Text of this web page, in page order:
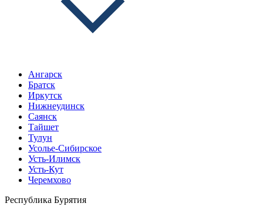
Ангарск
Братск
Иркутск
Нижнеудинск
Саянск
Тайшет
Тулун
Усолье-Сибирское
Усть-Илимск
Усть-Кут
Черемхово
Республика Бурятия